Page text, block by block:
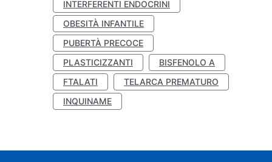
INTERFERENTI ENDOCRINI
OBESITÀ INFANTILE
PUBERTÀ PRECOCE
PLASTICIZZANTI
BISFENOLO A
FTALATI
TELARCA PREMATURO
INQUINAME